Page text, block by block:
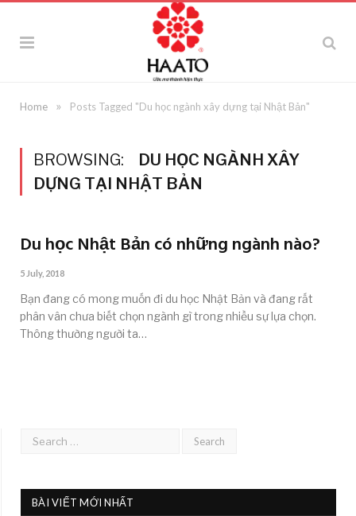
Home » Posts Tagged "Du học ngành xây dựng tại Nhật Bản"
BROWSING:
DU HỌC NGÀNH XÂY
DỰNG TẠI NHẬT BẢN
Du học Nhật Bản có những ngành nào?
5 July, 2018
Bạn đang có mong muốn đi du học Nhật Bản và đang rất
phân vân chưa biết chọn ngành gì trong nhiều sự lựa chọn.
Thông thường người ta…
BÀI VIẾT MỚI NHẤT